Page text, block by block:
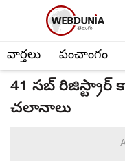
వార్తలు పంచాంగం
41 సబ్‌
చలానాలు